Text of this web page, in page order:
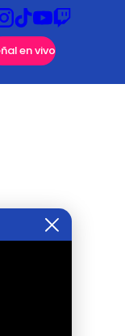
en vivo